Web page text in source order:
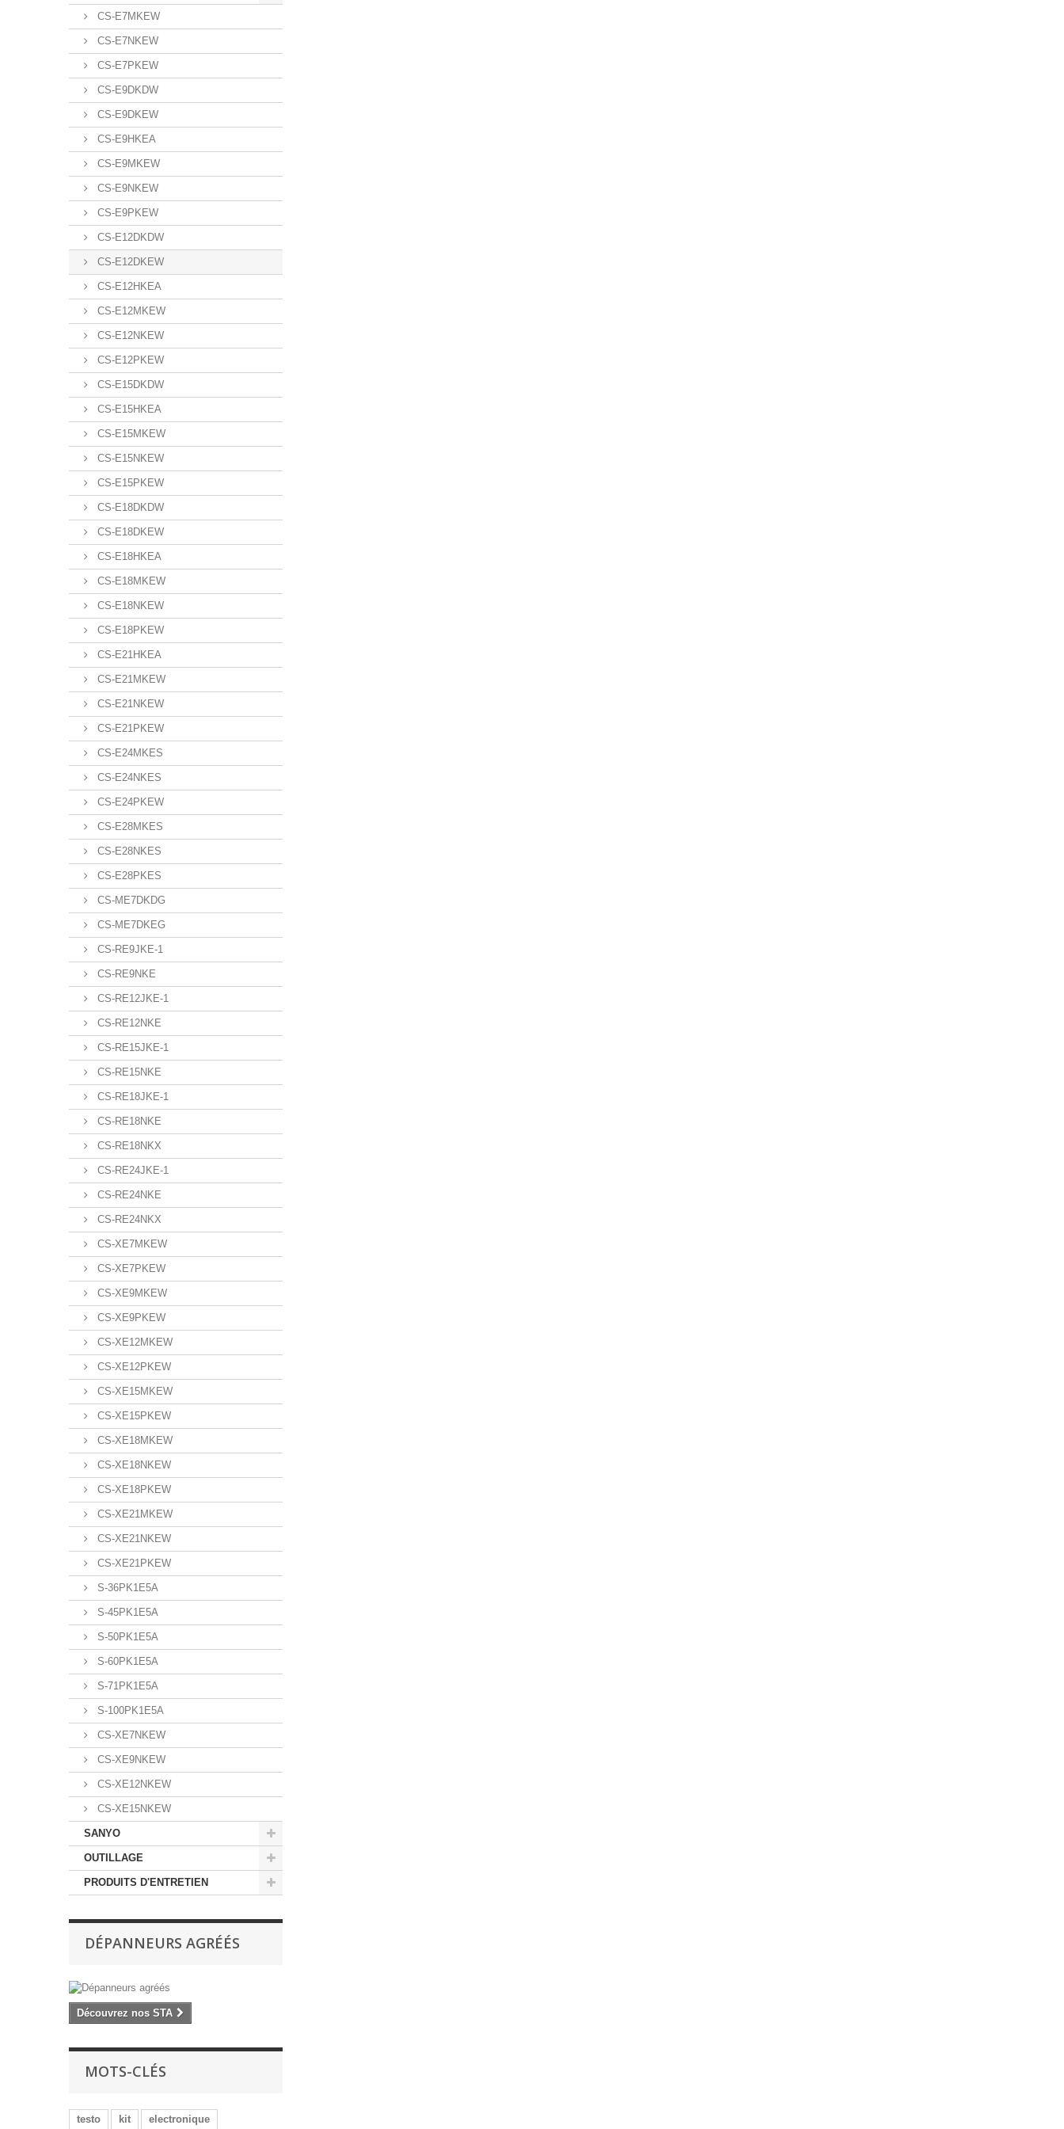
CS-E7MKEW
CS-E7NKEW
CS-E7PKEW
CS-E9DKDW
CS-E9DKEW
CS-E9HKEA
CS-E9MKEW
CS-E9NKEW
CS-E9PKEW
CS-E12DKDW
CS-E12DKEW
CS-E12HKEA
CS-E12MKEW
CS-E12NKEW
CS-E12PKEW
CS-E15DKDW
CS-E15HKEA
CS-E15MKEW
CS-E15NKEW
CS-E15PKEW
CS-E18DKDW
CS-E18DKEW
CS-E18HKEA
CS-E18MKEW
CS-E18NKEW
CS-E18PKEW
CS-E21HKEA
CS-E21MKEW
CS-E21NKEW
CS-E21PKEW
CS-E24MKES
CS-E24NKES
CS-E24PKEW
CS-E28MKES
CS-E28NKES
CS-E28PKES
CS-ME7DKDG
CS-ME7DKEG
CS-RE9JKE-1
CS-RE9NKE
CS-RE12JKE-1
CS-RE12NKE
CS-RE15JKE-1
CS-RE15NKE
CS-RE18JKE-1
CS-RE18NKE
CS-RE18NKX
CS-RE24JKE-1
CS-RE24NKE
CS-RE24NKX
CS-XE7MKEW
CS-XE7PKEW
CS-XE9MKEW
CS-XE9PKEW
CS-XE12MKEW
CS-XE12PKEW
CS-XE15MKEW
CS-XE15PKEW
CS-XE18MKEW
CS-XE18NKEW
CS-XE18PKEW
CS-XE21MKEW
CS-XE21NKEW
CS-XE21PKEW
S-36PK1E5A
S-45PK1E5A
S-50PK1E5A
S-60PK1E5A
S-71PK1E5A
S-100PK1E5A
CS-XE7NKEW
CS-XE9NKEW
CS-XE12NKEW
CS-XE15NKEW
SANYO
OUTILLAGE
PRODUITS D'ENTRETIEN
DÉPANNEURS AGRÉÉS
Découvrez nos STA
MOTS-CLÉS
testo kit electronique